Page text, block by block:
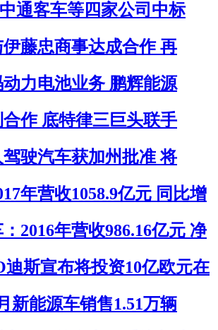
通客车等四家公司中标
伊藤忠商事达成合作 再
力电池业务 鹏辉能源
作 底特律三巨头联手
驶汽车获加州批准 将
年营收1058.9亿元 同比增
2016年营收986.16亿元 净
迪斯宣布将投资10亿欧元在
新能源车销售1.51万辆